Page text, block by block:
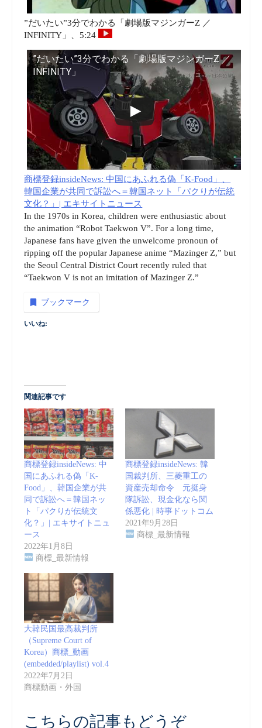
”だいたい”3分でわかる「劇場版マジンガーZ ／
INFINITY」、5:24
”だいたい”3分でわかる「劇場版マジンガーZ ／
INFINITY」
商標登録insideNews: 中国にあふれる偽「K-Food」、
韓国企業が共同で訴訟へ＝韓国ネット「パクりが伝統
文化？」| エキサイトニュース
In the 1970s in Korea, children were enthusiastic about
the animation “Robot Taekwon V”. For a long time,
Japanese fans have given the unwelcome pronoun of
ripping off the popular Japanese anime “Mazinger Z,” but
the Seoul Central District Court recently ruled that
“Taekwon V is not an imitation of Mazinger Z.”
ブックマーク
いいね:
関連記事です
商標登録insideNews: 中
国にあふれる偽「K-
Food」、韓国企業が共
同で訴訟へ＝韓国ネッ
ト「パクりが伝統文
化？」| エキサイトニュ
ース
2022年1月8日
商標_最新情報
商標登録insideNews: 韓
国裁判所、三菱重工の
資産売却命令 元挺身
隊訴訟、現金化なら関
係悪化 | 時事ドットコム
2021年9月28日
商標_最新情報
大韓民国最高裁判所
（Supreme Court of
Korea）商標_動画
(embedded/playlist) vol.4
2022年7月2日
商標動画・外国
こちらの記事もどうぞ